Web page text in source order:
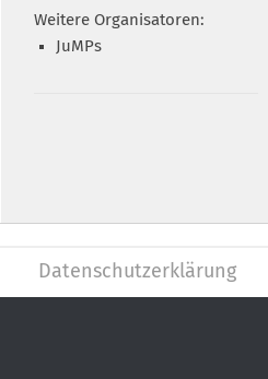
Weitere Organisatoren:
JuMPs
Datenschutzerklärung